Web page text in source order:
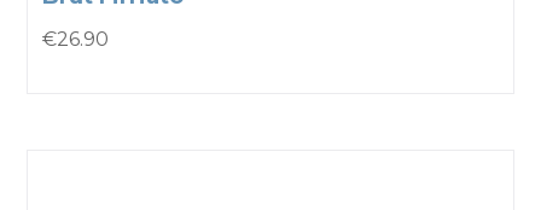
€26.90